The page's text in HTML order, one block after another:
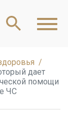
дает
помощи
ЧС